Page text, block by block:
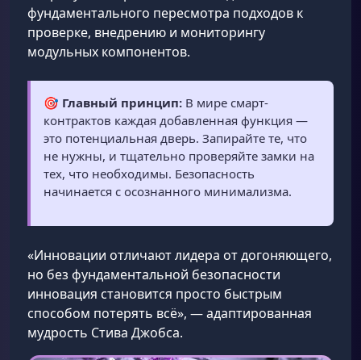
фундаментального пересмотра подходов к
проверке, внедрению и мониторингу
модульных компонентов.
🎯 Главный принцип: В мире смарт-
контрактов каждая добавленная функция —
это потенциальная дверь. Запирайте те, что
не нужны, и тщательно проверяйте замки на
тех, что необходимы. Безопасность
начинается с осознанного минимализма.
«Инновации отличают лидера от догоняющего,
но без фундаментальной безопасности
инновация становится просто быстрым
способом потерять всё», — адаптированная
мудрость Стива Джобса.